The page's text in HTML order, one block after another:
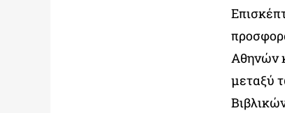
Αθηνών
μεταξύ